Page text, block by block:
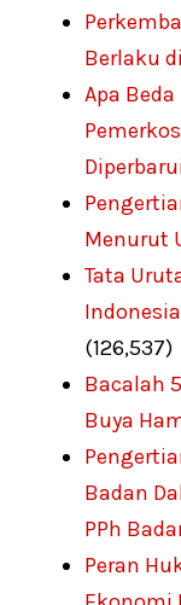
Berlaku
Apa
Menurut
Tata
(126,537)
Bacalah
Buya
Badan
PPh
Peran